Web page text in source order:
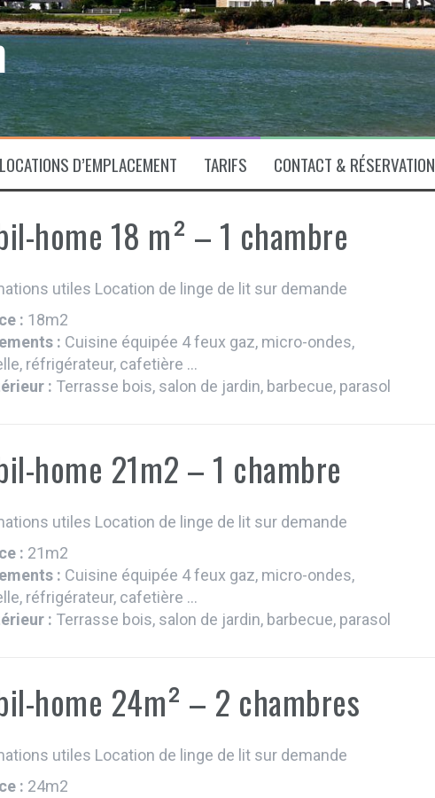
LOCATIONS D’EMPLACEMENT TARIFS CONTACT & RÉSERVATION
home 18 m² – 1 chambre
utiles Location de linge de lit sur demande
: 18m2
: Cuisine équipée 4 feux gaz, micro-ondes,
réfrigérateur, cafetière ...
: Terrasse bois, salon de jardin, barbecue, parasol
home 21m2 – 1 chambre
utiles Location de linge de lit sur demande
: 21m2
: Cuisine équipée 4 feux gaz, micro-ondes,
réfrigérateur, cafetière ...
: Terrasse bois, salon de jardin, barbecue, parasol
home 24m² – 2 chambres
utiles Location de linge de lit sur demande
: 24m2